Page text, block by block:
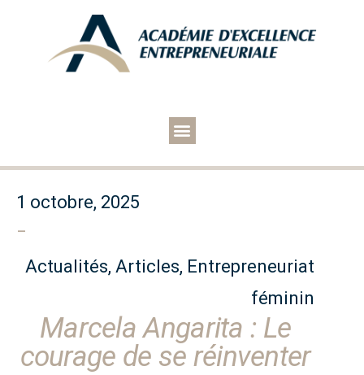
1 octobre, 2025
–
Actualités,Articles, Entrepreneuriat
féminin
Marcela Angarita : Le
courage de se réinventer